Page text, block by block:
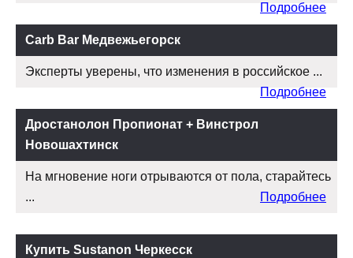
Подробнее
Carb Bar Медвежьегорск
Эксперты уверены, что изменения в российское ...
Подробнее
Дростанолон Пропионат + Винстрол
Новошахтинск
На мгновение ноги отрываются от пола, старайтесь
...
Подробнее
Купить Sustanon Черкесск